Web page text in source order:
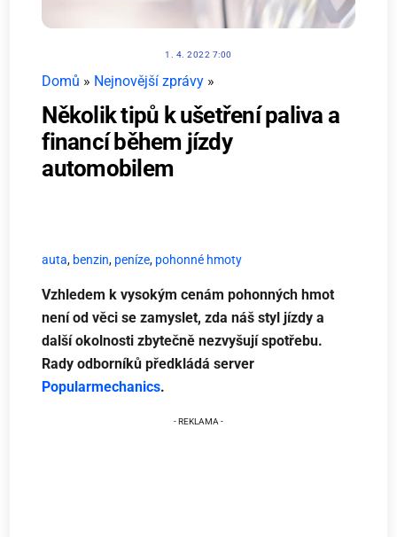
1. 4. 2022 7:00
Domů » Nejnovější zprávy »
Několik tipů k ušetření paliva a
financí během jízdy
automobilem
auta, benzin, peníze, pohonné hmoty
Vzhledem k vysokým cenám pohonných hmot
není od věci se zamyslet, zda náš styl jízdy a
další okolnosti zbytečně nezvyšují spotřebu.
Rady odborníků předkládá server
Popularmechanics.